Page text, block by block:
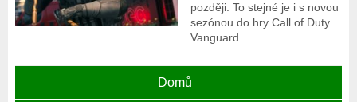
později. To stejné je i s novou
sezónou do hry Call of Duty
Vanguard.
Domů